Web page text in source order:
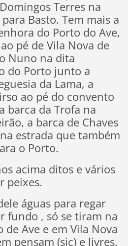
Terres na
Basto. Tem mais a
do Porto do Ave,
pé de Vila Nova de
Nuno na dita
do Porto junto a
da Lama, a
ao pé do convento
barca da Trofa na
a barca de Chaves
estrada que também
o Porto.
acima ditos e vários
peixes.
águas para regar
fundo , só se tiram na
de Ave e em Vila Nova
pensam (sic) e livres.